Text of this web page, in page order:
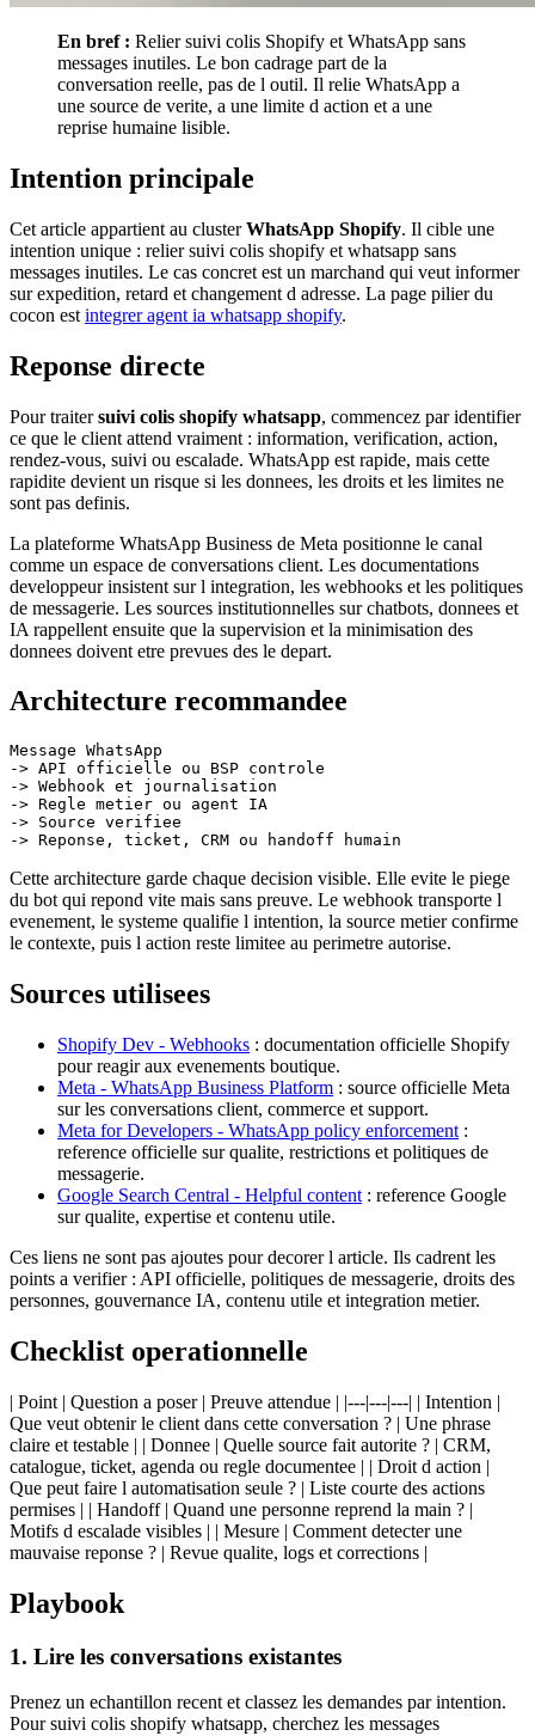
En bref : Relier suivi colis Shopify et WhatsApp sans
messages inutiles. Le bon cadrage part de la
conversation reelle, pas de l outil. Il relie WhatsApp a
une source de verite, a une limite d action et a une
reprise humaine lisible.
Intention principale
Cet article appartient au clusterWhatsApp Shopify. Il cible une
intention unique : relier suivi colis shopify et whatsapp sans
messages inutiles. Le cas concret est un marchand qui veut informer
sur expedition, retard et changement d adresse. La page pilier du
cocon est integrer agent ia whatsapp shopify.
Reponse directe
Pour traitersuivi colis shopify whatsapp, commencez par identifier
ce que le client attend vraiment : information, verification, action,
rendez-vous, suivi ou escalade. WhatsApp est rapide, mais cette
rapidite devient un risque si les donnees, les droits et les limites ne
sont pas definis.
La plateforme WhatsApp Business de Meta positionne le canal
comme un espace de conversations client. Les documentations
developpeur insistent sur l integration, les webhooks et les politiques
de messagerie. Les sources institutionnelles sur chatbots, donnees et
IA rappellent ensuite que la supervision et la minimisation des
donnees doivent etre prevues des le depart.
Architecture recommandee
Message WhatsApp
-> API officielle ou BSP controle
-> Webhook et journalisation
-> Regle metier ou agent IA
-> Source verifiee
Cette architecture garde chaque decision visible. Elle evite le piege
du bot qui repond vite mais sans preuve. Le webhook transporte l
evenement, le systeme qualifie l intention, la source metier confirme
le contexte, puis l action reste limitee au perimetre autorise.
Sources utilisees
Shopify Dev - Webhooks : documentation officielle Shopify
pour reagir aux evenements boutique.
Meta - WhatsApp Business Platform : source officielle Meta
sur les conversations client, commerce et support.
Meta for Developers - WhatsApp policy enforcement :
reference officielle sur qualite, restrictions et politiques de
messagerie.
Google Search Central - Helpful content : reference Google
sur qualite, expertise et contenu utile.
Ces liens ne sont pas ajoutes pour decorer l article. Ils cadrent les
points a verifier : API officielle, politiques de messagerie, droits des
personnes, gouvernance IA, contenu utile et integration metier.
Checklist operationnelle
| Point | Question a poser | Preuve attendue | |---|---|---| | Intention |
Que veut obtenir le client dans cette conversation ? | Une phrase
claire et testable | | Donnee | Quelle source fait autorite ? | CRM,
catalogue, ticket, agenda ou regle documentee | | Droit d action |
Que peut faire l automatisation seule ? | Liste courte des actions
permises | | Handoff | Quand une personne reprend la main ? |
Motifs d escalade visibles | | Mesure | Comment detecter une
mauvaise reponse ? | Revue qualite, logs et corrections |
Playbook
1. Lire les conversations existantes
Prenez un echantillon recent et classez les demandes par intention.
Pour suivi colis shopify whatsapp, cherchez les messages